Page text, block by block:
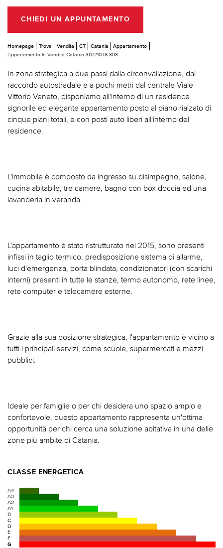
CHIEDI UN APPUNTAMENTO
Homepage Trova Vendita CT Catania
Appartamento
Appartamento In Vendita Catania 30721048-303
In zona strategica a due passi dalla circonvallazione, dal
raccordo autostradale e a pochi metri dal centrale Viale
Vittorio Veneto, disponiamo all'interno di un residence
signorile ed elegante appartamento posto al piano rialzato di
cinque piani totali, e con posti auto liberi all'interno del
residence.
L'immobile è composto da ingresso su disimpegno, salone,
cucina abitabile, tre camere, bagno con box doccia ed una
lavanderia in veranda.
L'appartamento è stato ristrutturato nel 2015, sono presenti
infissi in taglio termico, predisposizione sistema di allarme,
luci d'emergenza, porta blindata, condizionatori (con scarichi
interni) presenti in tutte le stanze, termo autonomo, rete linee,
rete computer e telecamere esterne.
Grazie alla sua posizione strategica, l'appartamento è vicino a
tutti i principali servizi, come scuole, supermercati e mezzi
pubblici.
Ideale per famiglie o per chi desidera uno spazio ampio e
confortevole, questo appartamento rappresenta un'ottima
opportunità per chi cerca una soluzione abitativa in una delle
zone più ambite di Catania.
CLASSE ENERGETICA
A4
A3
A2
A1
B
C
D
E
F
G